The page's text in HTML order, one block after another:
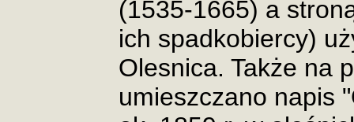
(1535-1665) a
ich spadkobiercy)
Olesnica. Także na
umieszczano napis